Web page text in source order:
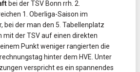
bei der TSV Bonn rrh. 2.
1. Oberliga-Saison im
bei der man den 5. Tabellenplatz
der TSV auf einen direkten
Punkt weniger rangierten die
hinter dem HVE. Unter
verspricht es ein spannendes